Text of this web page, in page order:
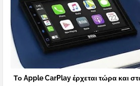
Το Apple CarPlay έρχεται τώρα και